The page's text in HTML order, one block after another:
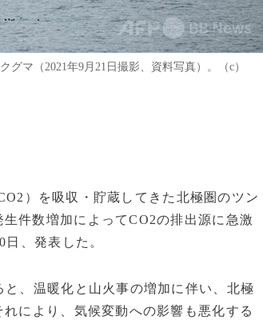
マ（2021年9月21日撮影、資料写真）。（c）
）を吸収・貯蔵してきた北極圏のツン
件数増加によってCO2の排出源に急激
、発表した。
、温暖化と山火事の増加に伴い、北極
により、気候変動への影響も悪化する